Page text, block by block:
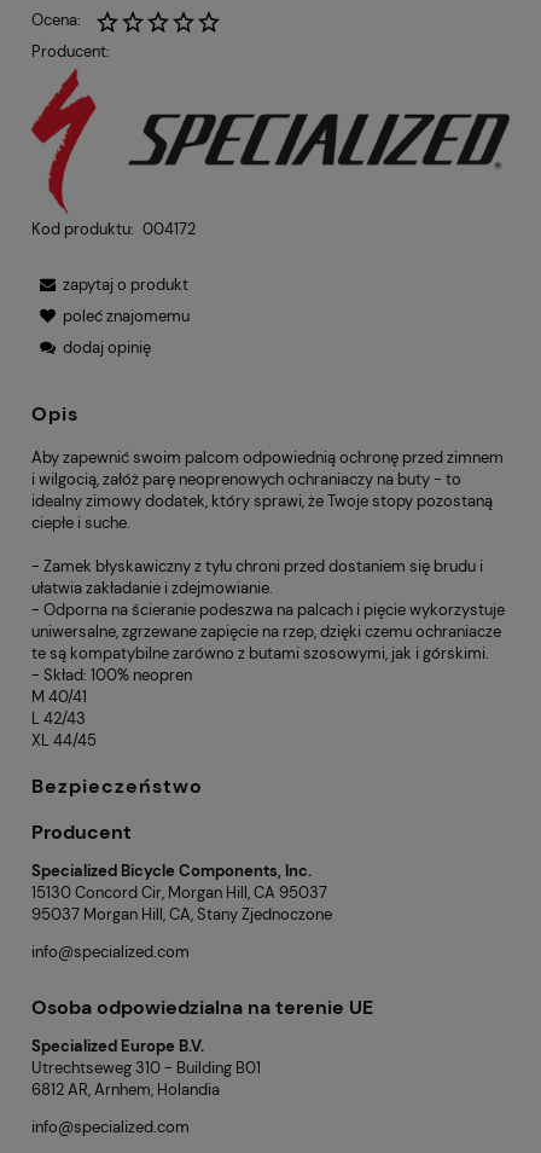
Ocena:
Producent:
Kod produktu: 004172
zapytaj o produkt
poleć znajomemu
dodaj opinię
Opis
Aby zapewnić swoim palcom odpowiednią ochronę przed zimnem
i wilgocią, załóż parę neoprenowych ochraniaczy na buty - to
idealny zimowy dodatek, który sprawi, że Twoje stopy pozostaną
ciepłe i suche.
- Zamek błyskawiczny z tyłu chroni przed dostaniem się brudu i
ułatwia zakładanie i zdejmowianie.
- Odporna na ścieranie podeszwa na palcach i pięcie wykorzystuje
uniwersalne, zgrzewane zapięcie na rzep, dzięki czemu ochraniacze
te są kompatybilne zarówno z butami szosowymi, jak i górskimi.
- Skład: 100% neopren
M 40/41
L 42/43
XL 44/45
Bezpieczeństwo
Producent
Specialized Bicycle Components, Inc.
15130 Concord Cir, Morgan Hill, CA 95037
95037 Morgan Hill, CA, Stany Zjednoczone
info@specialized.com
Osoba odpowiedzialna na terenie UE
Specialized Europe B.V.
Utrechtseweg 310 - Building B01
6812 AR, Arnhem, Holandia
info@specialized.com